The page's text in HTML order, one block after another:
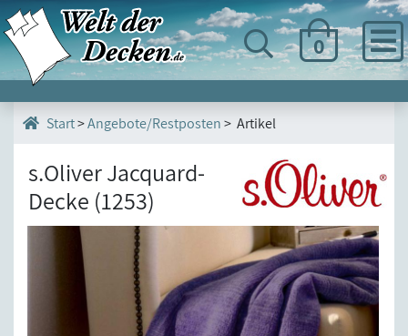
0
Start>Angebote/Restposten> Artikel
s.Oliver Jacquard-
Decke (1253)